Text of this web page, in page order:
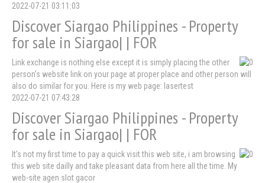
2022-07-21 03:11:03
Discover Siargao Philippines - Property
for sale in Siargao| | FOR
Link exchange is nothing else except it is simply placing the other
person's website link on your page at proper place and other person will
also do similar for you. Here is my web page: lasertest
2022-07-21 07:43:28
Discover Siargao Philippines - Property
for sale in Siargao| | FOR
It's not my first time to pay a quick visit this web site, i am browsing
this web site dailly and take pleasant data from here all the time. My
web-site agen slot gacor